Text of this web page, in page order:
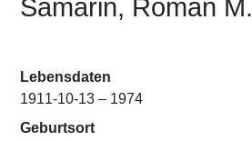
Samarin, Roman M.
Lebensdaten
1911-10-13 – 1974
Geburtsort